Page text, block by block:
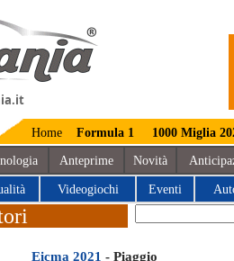
Home Formula 1 1000 Miglia
Anteprime Novità
Videogiochi Eventi
Eicma 2021 - Piaggio